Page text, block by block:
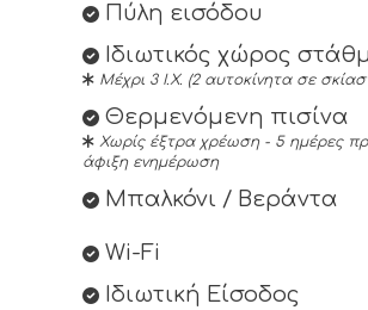
Πύλη εισόδου
Ιδιωτικός χώρος
Μέχρι 3 Ι.Χ. (2 αυτοκίνητα σε
Θερμενόμενη πισίνα
Χωρίς έξτρα χρέωση - 5 ημέρες
άφιξη ενημέρωση
Μπαλκόνι / Βεράντα
Wi-Fi
Ιδιωτική Είσοδος